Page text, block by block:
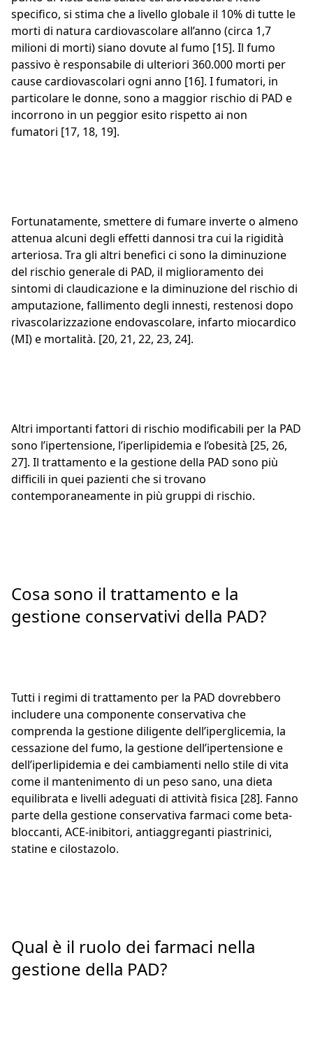
specifico, si stima che a livello globale il 10% di tutte le
morti di natura cardiovascolare all’anno (circa 1,7
milioni di morti) siano dovute al fumo [15]. Il fumo
passivo è responsabile di ulteriori 360.000 morti per
cause cardiovascolari ogni anno [16]. I fumatori, in
particolare le donne, sono a maggior rischio di PAD e
incorrono in un peggior esito rispetto ai non
fumatori [17, 18, 19].
Fortunatamente, smettere di fumare inverte o almeno
attenua alcuni degli effetti dannosi tra cui la rigidità
arteriosa. Tra gli altri benefici ci sono la diminuzione
del rischio generale di PAD, il miglioramento dei
sintomi di claudicazione e la diminuzione del rischio di
amputazione, fallimento degli innesti, restenosi dopo
rivascolarizzazione endovascolare, infarto miocardico
(MI) e mortalità. [20, 21, 22, 23, 24].
Altri importanti fattori di rischio modificabili per la PAD
sono l’ipertensione, l’iperlipidemia e l’obesità [25, 26,
27]. Il trattamento e la gestione della PAD sono più
difficili in quei pazienti che si trovano
contemporaneamente in più gruppi di rischio.
Cosa sono il trattamento e la
gestione conservativi della PAD?
Tutti i regimi di trattamento per la PAD dovrebbero
includere una componente conservativa che
comprenda la gestione diligente dell’iperglicemia, la
cessazione del fumo, la gestione dell’ipertensione e
dell’iperlipidemia e dei cambiamenti nello stile di vita
come il mantenimento di un peso sano, una dieta
equilibrata e livelli adeguati di attività fisica [28]. Fanno
parte della gestione conservativa farmaci come beta-
bloccanti, ACE-inibitori, antiaggreganti piastrinici,
statine e cilostazolo.
Qual è il ruolo dei farmaci nella
gestione della PAD?